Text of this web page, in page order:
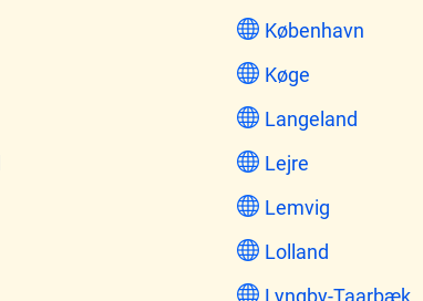
København
Køge
Langeland
Lejre
Lemvig
Lolland
Lyngby-Taarbæk